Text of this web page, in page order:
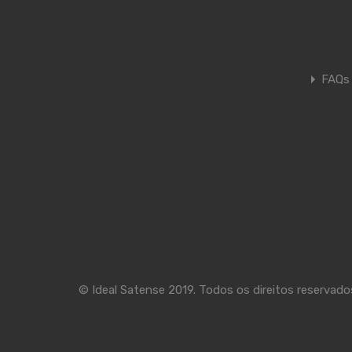
FAQs
© Ideal Satense 2019. Todos os direitos